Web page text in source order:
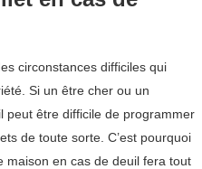
circonstances difficiles qui
Si un être cher ou un
peut être difficile de programmer
de toute sorte. C’est pourquoi
maison en cas de deuil fera tout